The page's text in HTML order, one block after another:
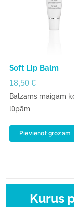
Soft Lip Balm
18,50€
Balzams maigām
lūpām
Pievienot grozam
Kurus